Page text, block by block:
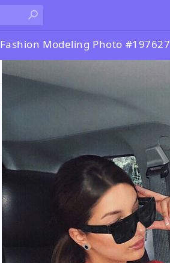
Fashion Modeling Photo #197627